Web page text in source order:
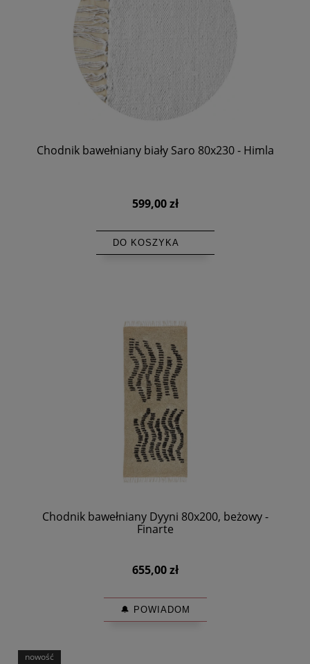
Chodnik bawełniany biały Saro 80x230 - Himla
599,00 zł
DO KOSZYKA
Chodnik bawełniany Dyyni 80x200, beżowy -
Finarte
655,00 zł
🔔 POWIADOM
nowość